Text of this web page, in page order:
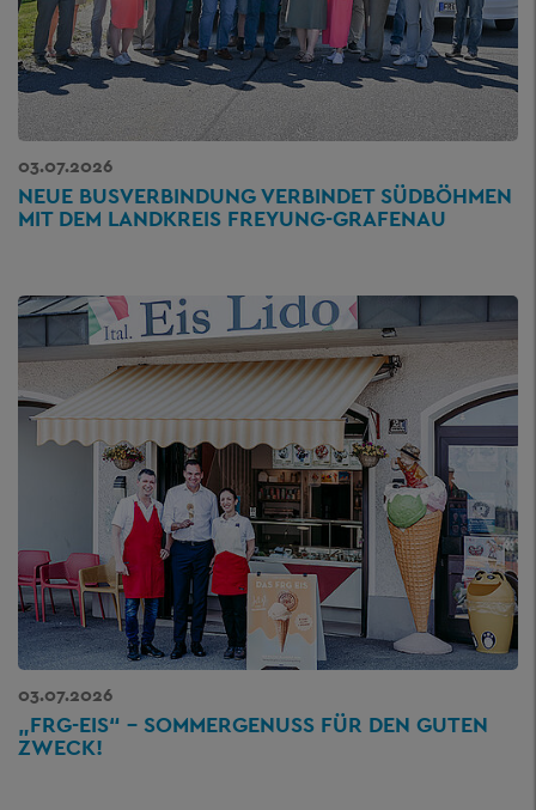
03.07.2026
NEUE BUSVERBINDUNG VERBINDET SÜDBÖHMEN
MIT DEM LANDKREIS FREYUNG-GRAFENAU
03.07.2026
„FRG-EIS“ – SOMMERGENUSS FÜR DEN GUTEN
ZWECK!